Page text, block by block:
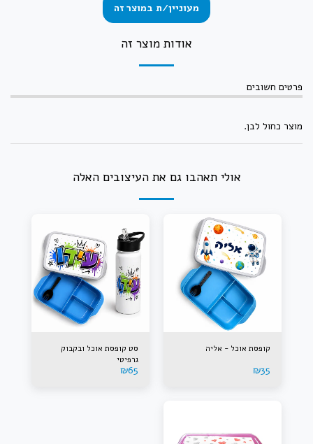
מעוניין/ת במוצר זה
אודות מוצר זה
פרטים חשובים
מוצר כחול לבן.
אולי תאהבו גם את העיצובים האלה
קופסת אוכל - אליה
₪35
סט קופסת אוכל ובקבוק
גרפיטי
₪65